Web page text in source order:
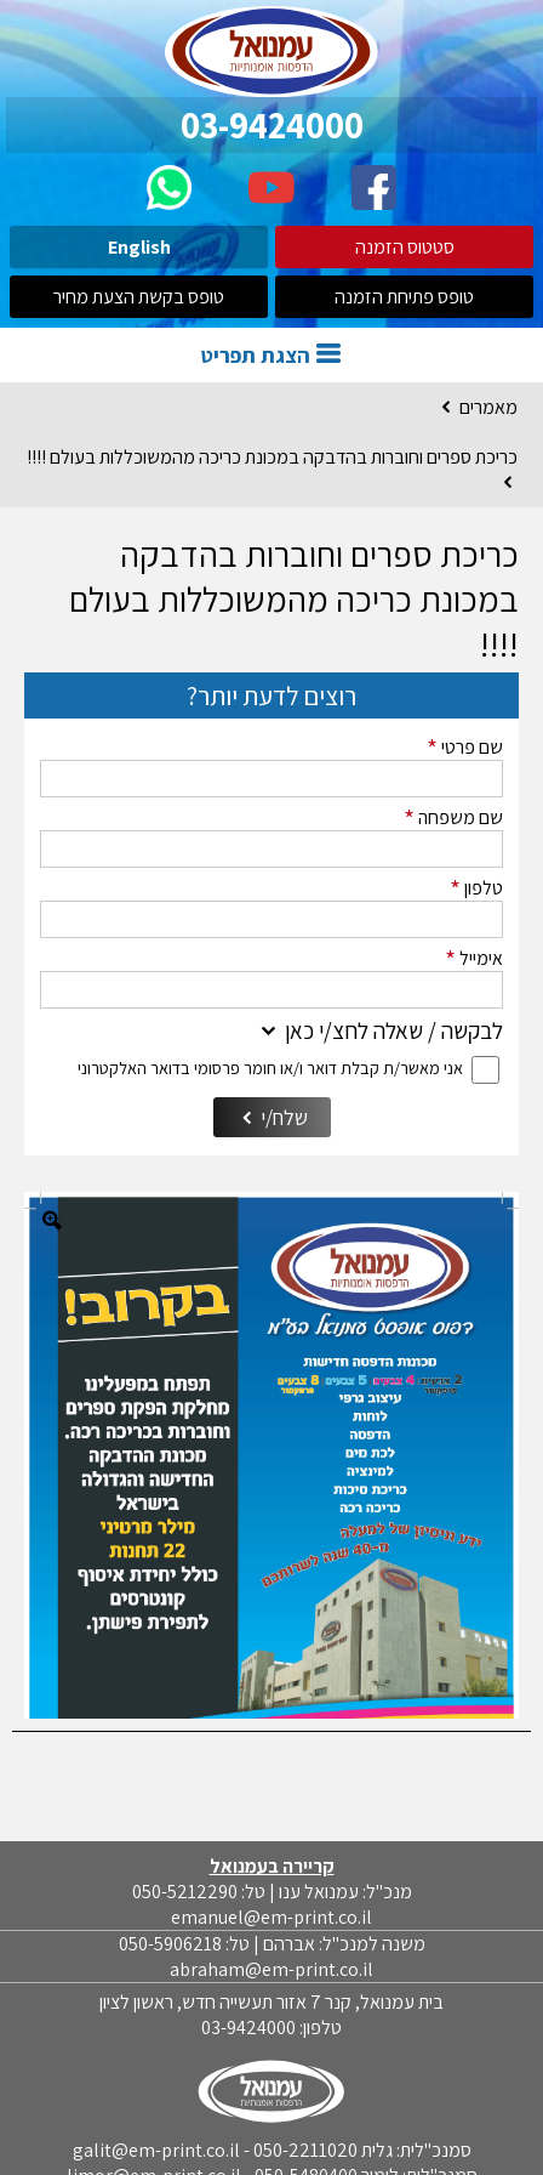
03-9424000
סטטוס הזמנה
English
טופס פתיחת הזמנה
טופס בקשת הצעת מחיר
מאמרים
כריכת ספרים וחוברות בהדבקה במכונת כריכה מהמשוכללות בעולם !!!!
כריכת ספרים וחוברות בהדבקה
במכונת כריכה מהמשוכללות בעולם
!!!!
רוצים לדעת יותר?
שם פרטי*
שם משפחה*
טלפון*
אימייל*
לבקשה / שאלה לחצ/י כאן
אני מאשר/ת קבלת דואר ו/או חומר פרסומי בדואר האלקטרוני
שלח/י
קריירה בעמנואל
מנכ"ל: עמנואל ענו | טל: 050-5212290
emanuel@em-print.co.il
משנה למנכ"ל: אברהם | טל: 050-5906218
abraham@em-print.co.il
בית עמנואל, קנר 7 אזור תעשייה חדש, ראשון לציון
טלפון: 03-9424000
סמנכ"לית: גלית 050-2211020 - galit@em-print.co.il